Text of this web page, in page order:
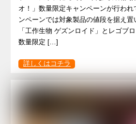
オ！」数量限定キャンペーンが行われ
ンペーンでは対象製品の値段を据え置
「工作生物 ゲズンロイド」とレゴブ
数量限定 […]
詳しくはコチラ